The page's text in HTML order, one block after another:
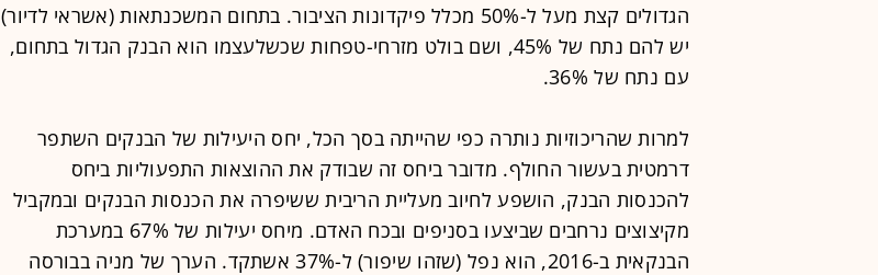
הגדולים קצת מעל ל-50% מכלל פיקדונות הציבור. בתחום המשכנתאות (אשראי לדיור)
יש להם נתח של 45%, ושם בולט מזרחי-טפחות שכשלעצמו הוא הבנק הגדול בתחום,
עם נתח של 36%.
למרות שהריכוזיות נותרה כפי שהייתה בסך הכל, יחס היעילות של הבנקים השתפר
דרמטית בעשור החולף. מדובר ביחס זה שבודק את ההוצאות התפעוליות ביחס
להכנסות הבנק, הושפע לחיוב מעליית הריבית ששיפרה את הכנסות הבנקים ובמקביל
מקיצוצים נרחבים שביצעו בסניפים ובכח האדם. מיחס יעילות של 67% במערכת
הבנקאית ב-2016, הוא נפל (שזהו שיפור) ל-37% אשתקד. הערך של מניה בבורסה